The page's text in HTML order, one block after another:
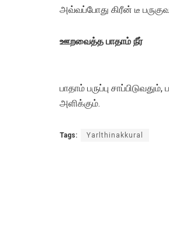
அவ்வப்போது கிரீன் டீ
ஊறவைத்த பாதாம் நீர்
பாதாம் பருப்பு
அளிக்கும்.
Tags: Yarlthinakkural